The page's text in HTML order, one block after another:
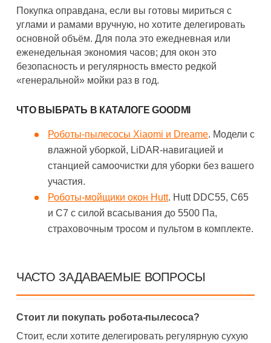
Покупка оправдана, если вы готовы мириться с
углами и рамами вручную, но хотите делегировать
основной объём. Для пола это ежедневная или
еженедельная экономия часов; для окон это
безопасность и регулярность вместо редкой
«генеральной» мойки раз в год.
ЧТО ВЫБРАТЬ В КАТАЛОГЕ GOODMI
Роботы-пылесосы Xiaomi и Dreame. Модели с
влажной уборкой, LiDAR-навигацией и
станцией самоочистки для уборки без вашего
участия.
Роботы-мойщики окон Hutt. Hutt DDC55, C65
и C7 с силой всасывания до 5500 Па,
страховочным тросом и пультом в комплекте.
ЧАСТО ЗАДАВАЕМЫЕ ВОПРОСЫ
Стоит ли покупать робота-пылесоса?
Стоит, если хотите делегировать регулярную сухую